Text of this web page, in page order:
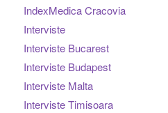
IndexMedica Cracovia
Interviste
Interviste Bucarest
Interviste Budapest
Interviste Malta
Interviste Timisoara